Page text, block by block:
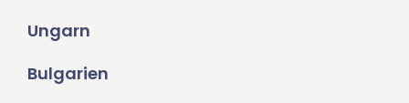
Ungarn
Bulgarien